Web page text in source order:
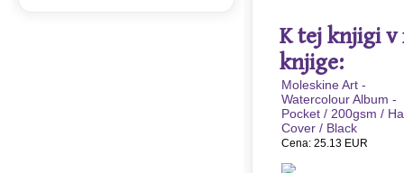
K tej knjigi v
knjige:
Moleskine Art -
Watercolour Album -
Pocket / 200gsm /
Cover / Black
Cena: 25.13 EUR